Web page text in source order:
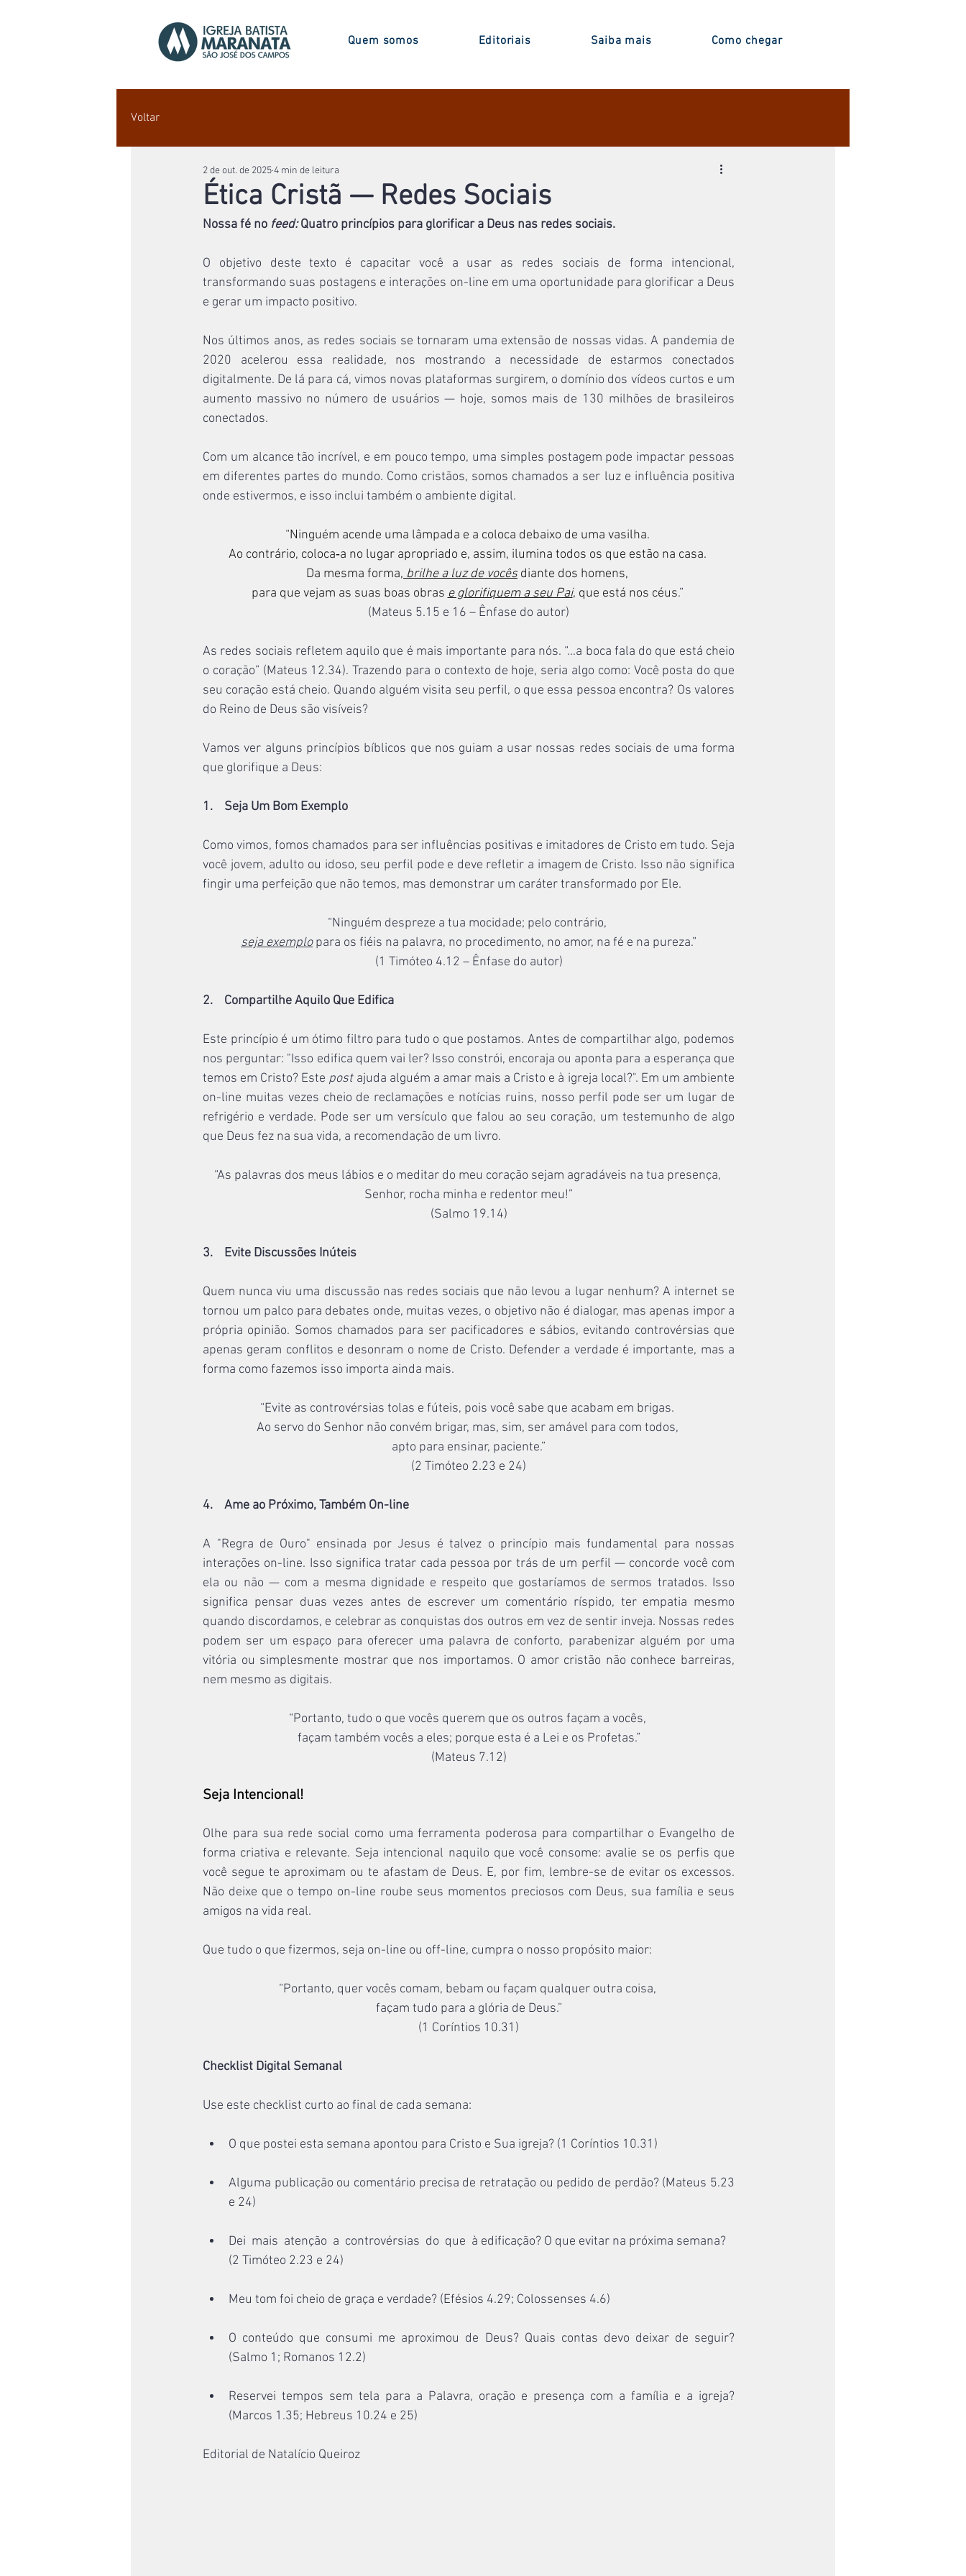
Quem somos Editoriais Saiba mais Como chegar
Voltar
Ética Cristã — Redes Sociais
2 de out. de 20254 min de leitura
Nossa fé no feed: Quatro princípios para glorificar a Deus nas redes sociais.
O objetivo deste texto é capacitar você a usar as redes sociais de forma intencional,
transformando suas postagens e interações on-line em uma oportunidade para glorificar a Deus
e gerar um impacto positivo.
Nos últimos anos, as redes sociais se tornaram uma extensão de nossas vidas. A pandemia de
2020 acelerou essa realidade, nos mostrando a necessidade de estarmos conectados
digitalmente. De lá para cá, vimos novas plataformas surgirem, o domínio dos vídeos curtos e um
aumento massivo no número de usuários — hoje, somos mais de 130 milhões de brasileiros
conectados.
Com um alcance tão incrível, e em pouco tempo, uma simples postagem pode impactar pessoas
em diferentes partes do mundo. Como cristãos, somos chamados a ser luz e influência positiva
onde estivermos, e isso inclui também o ambiente digital.
“Ninguém acende uma lâmpada e a coloca debaixo de uma vasilha.
Ao contrário, coloca‑a no lugar apropriado e, assim, ilumina todos os que estão na casa.
Da mesma forma, brilhe a luz de vocês diante dos homens,
para que vejam as suas boas obras e glorifiquem a seu Pai, que está nos céus.”
(Mateus 5.15 e 16 – Ênfase do autor)
As redes sociais refletem aquilo que é mais importante para nós. “...a boca fala do que está cheio
o coração” (Mateus 12.34). Trazendo para o contexto de hoje, seria algo como: Você posta do que
seu coração está cheio. Quando alguém visita seu perfil, o que essa pessoa encontra? Os valores
do Reino de Deus são visíveis?
Vamos ver alguns princípios bíblicos que nos guiam a usar nossas redes sociais de uma forma
que glorifique a Deus:
1.    Seja Um Bom Exemplo
Como vimos, fomos chamados para ser influências positivas e imitadores de Cristo em tudo. Seja
você jovem, adulto ou idoso, seu perfil pode e deve refletir a imagem de Cristo. Isso não significa
fingir uma perfeição que não temos, mas demonstrar um caráter transformado por Ele.
“Ninguém despreze a tua mocidade; pelo contrário,
seja exemplo para os fiéis na palavra, no procedimento, no amor, na fé e na pureza.”
(1 Timóteo 4.12 – Ênfase do autor)
2.    Compartilhe Aquilo Que Edifica
Este princípio é um ótimo filtro para tudo o que postamos. Antes de compartilhar algo, podemos
nos perguntar: "Isso edifica quem vai ler? Isso constrói, encoraja ou aponta para a esperança que
temos em Cristo? Este post ajuda alguém a amar mais a Cristo e à igreja local?". Em um ambiente
on-line muitas vezes cheio de reclamações e notícias ruins, nosso perfil pode ser um lugar de
refrigério e verdade. Pode ser um versículo que falou ao seu coração, um testemunho de algo
que Deus fez na sua vida, a recomendação de um livro.
“As palavras dos meus lábios e o meditar do meu coração sejam agradáveis na tua presença,
Senhor, rocha minha e redentor meu!”
(Salmo 19.14)
3.    Evite Discussões Inúteis
Quem nunca viu uma discussão nas redes sociais que não levou a lugar nenhum? A internet se
tornou um palco para debates onde, muitas vezes, o objetivo não é dialogar, mas apenas impor a
própria opinião. Somos chamados para ser pacificadores e sábios, evitando controvérsias que
apenas geram conflitos e desonram o nome de Cristo. Defender a verdade é importante, mas a
forma como fazemos isso importa ainda mais.
“Evite as controvérsias tolas e fúteis, pois você sabe que acabam em brigas.
Ao servo do Senhor não convém brigar, mas, sim, ser amável para com todos,
apto para ensinar, paciente.”
(2 Timóteo 2.23 e 24)
4.    Ame ao Próximo, Também On-line
A "Regra de Ouro" ensinada por Jesus é talvez o princípio mais fundamental para nossas
interações on-line. Isso significa tratar cada pessoa por trás de um perfil — concorde você com
ela ou não — com a mesma dignidade e respeito que gostaríamos de sermos tratados. Isso
significa pensar duas vezes antes de escrever um comentário ríspido, ter empatia mesmo
quando discordamos, e celebrar as conquistas dos outros em vez de sentir inveja. Nossas redes
podem ser um espaço para oferecer uma palavra de conforto, parabenizar alguém por uma
vitória ou simplesmente mostrar que nos importamos. O amor cristão não conhece barreiras,
nem mesmo as digitais.
“Portanto, tudo o que vocês querem que os outros façam a vocês,
façam também vocês a eles; porque esta é a Lei e os Profetas.”
(Mateus 7.12)
Seja Intencional!
Olhe para sua rede social como uma ferramenta poderosa para compartilhar o Evangelho de
forma criativa e relevante. Seja intencional naquilo que você consome: avalie se os perfis que
você segue te aproximam ou te afastam de Deus. E, por fim, lembre-se de evitar os excessos.
Não deixe que o tempo on-line roube seus momentos preciosos com Deus, sua família e seus
amigos na vida real.
Que tudo o que fizermos, seja on-line ou off-line, cumpra o nosso propósito maior:
“Portanto, quer vocês comam, bebam ou façam qualquer outra coisa,
façam tudo para a glória de Deus.”
(1 Coríntios 10.31)
Checklist Digital Semanal
Use este checklist curto ao final de cada semana:
O que postei esta semana apontou para Cristo e Sua igreja? (1 Coríntios 10.31)
Alguma publicação ou comentário precisa de retratação ou pedido de perdão? (Mateus 5.23
e 24)
Dei  mais  atenção  a  controvérsias  do  que  à edificação? O que evitar na próxima semana?
(2 Timóteo 2.23 e 24)
Meu tom foi cheio de graça e verdade? (Efésios 4.29; Colossenses 4.6)
O conteúdo que consumi me aproximou de Deus? Quais contas devo deixar de seguir?
(Salmo 1; Romanos 12.2)
Reservei tempos sem tela para a Palavra, oração e presença com a família e a igreja?
(Marcos 1.35; Hebreus 10.24 e 25)
Editorial de Natalício Queiroz